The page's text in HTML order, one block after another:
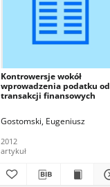
Kontrowersje wokół
wprowadzenia podatku od
transakcji finansowych
Gostomski, Eugeniusz
2012
artykuł